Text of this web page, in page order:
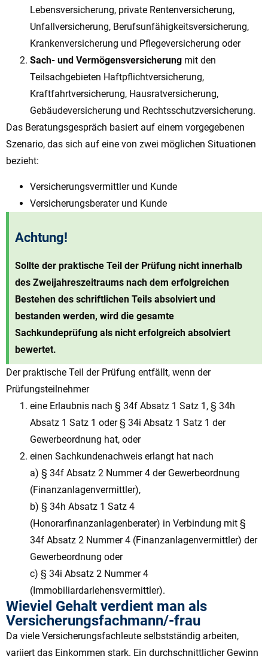
Lebensversicherung, private Rentenversicherung,
Unfallversicherung, Berufsunfähigkeitsversicherung,
Krankenversicherung und Pflegeversicherung oder
Sach- und Vermögensversicherung mit den
Teilsachgebieten Haftpflichtversicherung,
Kraftfahrtversicherung, Hausratversicherung,
Gebäudeversicherung und Rechtsschutzversicherung.
Das Beratungsgespräch basiert auf einem vorgegebenen
Szenario, das sich auf eine von zwei möglichen Situationen
bezieht:
Versicherungsvermittler und Kunde
Versicherungsberater und Kunde
Achtung!
Sollte der praktische Teil der Prüfung nicht innerhalb
des Zweijahreszeitraums nach dem erfolgreichen
Bestehen des schriftlichen Teils absolviert und
bestanden werden, wird die gesamte
Sachkundeprüfung als nicht erfolgreich absolviert
bewertet.
Der praktische Teil der Prüfung entfällt, wenn der
Prüfungsteilnehmer
eine Erlaubnis nach § 34f Absatz 1 Satz 1, § 34h
Absatz 1 Satz 1 oder § 34i Absatz 1 Satz 1 der
Gewerbeordnung hat, oder
einen Sachkundenachweis erlangt hat nach
a) § 34f Absatz 2 Nummer 4 der Gewerbeordnung
(Finanzanlagenvermittler),
b) § 34h Absatz 1 Satz 4
(Honorarfinanzanlagenberater) in Verbindung mit §
34f Absatz 2 Nummer 4 (Finanzanlagenvermittler) der
Gewerbeordnung oder
c) § 34i Absatz 2 Nummer 4
(Immobiliardarlehensvermittler).
Wieviel Gehalt verdient man als
Versicherungsfachmann/-frau
Da viele Versicherungsfachleute selbstständig arbeiten,
variiert das Einkommen stark. Ein durchschnittlicher Gewinn